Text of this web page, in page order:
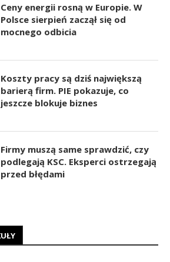
Ceny energii rosną w Europie. W
Polsce sierpień zaczął się od
mocnego odbicia
Koszty pracy są dziś największą
barierą firm. PIE pokazuje, co
jeszcze blokuje biznes
Firmy muszą same sprawdzić, czy
podlegają KSC. Eksperci ostrzegają
przed błędami